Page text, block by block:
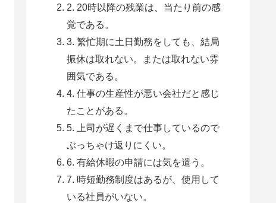
2. 20時以降の残業は、当たり前の感
覚である。
3. 繁忙期に土日勤務をしても、結局
振休は取れない。または取れない雰
囲気である。
4. 仕事の生産性が悪い会社だと感じ
たことがある。
5. 上司が遅くまで仕事しているので
ぶっちゃけ返りにくい。
6. 有給休暇の申請には気を遣う。
7. 時短勤務制度はあるが、使用して
いる社員がいない。